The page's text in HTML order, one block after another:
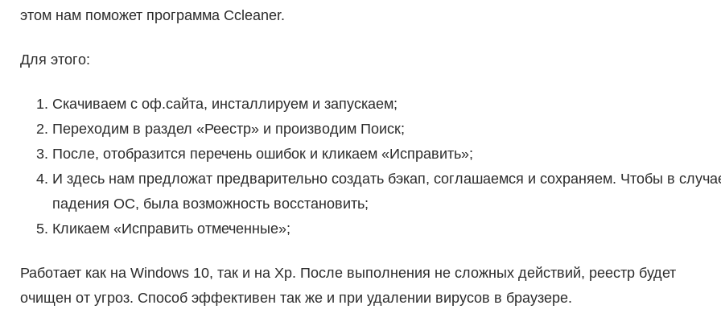
этом нам поможет программа Ccleaner.
Для этого:
Скачиваем с оф.сайта, инсталлируем и запускаем;
Переходим в раздел «Реестр» и производим Поиск;
После, отобразится перечень ошибок и кликаем «Исправить»;
И здесь нам предложат предварительно создать бэкап, соглашаемся и сохраняем. Чтобы в
падения ОС, была возможность восстановить;
Кликаем «Исправить отмеченные»;
Работает как на Windows 10, так и на Xp. После выполнения не сложных действий, реестр будет
очищен от угроз. Способ эффективен так же и при удалении вирусов в браузере.